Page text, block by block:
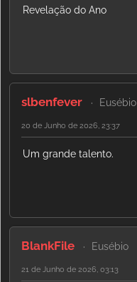
Revelação do Ano
slbenfever Eusébio
20 de Junho de 2026, 23:37
Um grande talento.
BlankFile Eusébio
21 de Junho de 2026, 03:13